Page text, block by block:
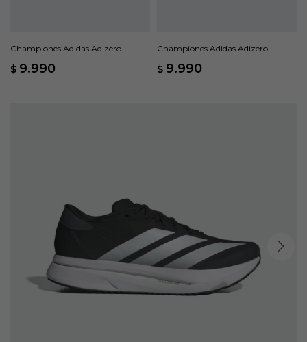
Championes Adidas Adizero
$ 9.990
Championes Adidas Adizero
$ 9.990